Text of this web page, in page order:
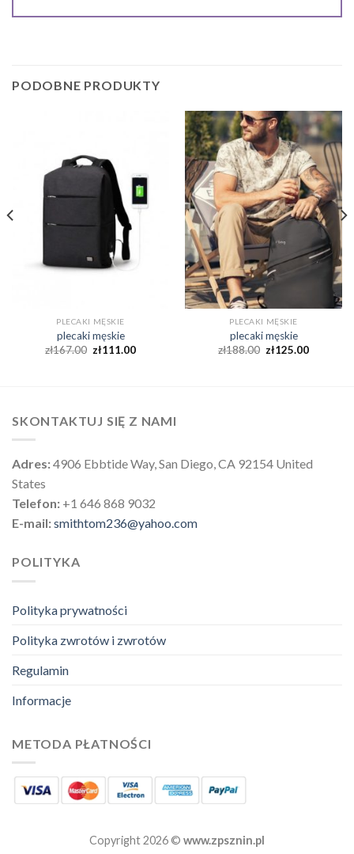
PODOBNE PRODUKTY
PLECAKI MĘSKIE
plecaki męskie
zł167.00 zł111.00
PLECAKI MĘSKIE
plecaki męskie
zł188.00 zł125.00
SKONTAKTUJ SIĘ Z NAMI
Adres:4906 Ebbtide Way, San Diego, CA 92154 United
States
Telefon: +1 646 868 9032
E-mail:smithtom236@yahoo.com
POLITYKA
Polityka prywatności
Polityka zwrotów i zwrotów
Regulamin
Informacje
METODA PŁATNOŚCI
Copyright 2026 © www.zpsznin.pl